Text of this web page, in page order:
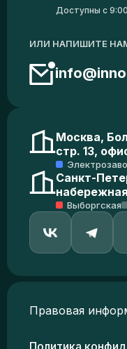
Доступны с
ИЛИ НАПИШИТЕ
Москва,
стр. 13,
Санкт-
Выборгская
Правовая
Политика